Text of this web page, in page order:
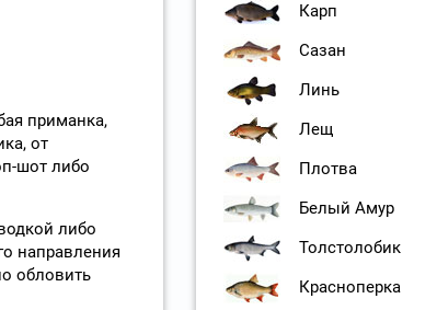
приманка,
от
шот либо
либо
направления
обловить
Карп
Сазан
Линь
Лещ
Плотва
Белый Амур
Толстолобик
Красноперка